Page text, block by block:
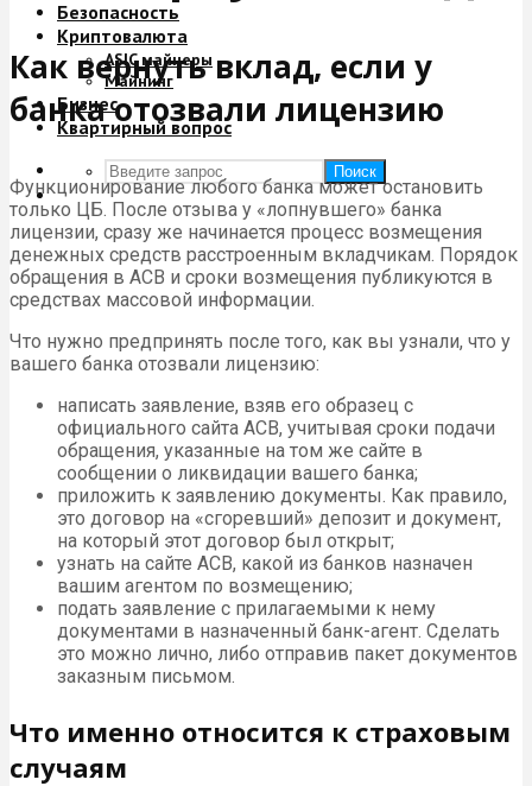
Безопасность
Криптовалюта
ASIC майнеры
Майнинг
Бизнес
Квартирный вопрос
Поиск
Как вернуть вклад, если у
банка отозвали лицензию
Функционирование любого банка может остановить
только ЦБ. После отзыва у «лопнувшего» банка
лицензии, сразу же начинается процесс возмещения
денежных средств расстроенным вкладчикам. Порядок
обращения в АСВ и сроки возмещения публикуются в
средствах массовой информации.
Что нужно предпринять после того, как вы узнали, что у
вашего банка отозвали лицензию:
написать заявление, взяв его образец с
официального сайта АСВ, учитывая сроки подачи
обращения, указанные на том же сайте в
сообщении о ликвидации вашего банка;
приложить к заявлению документы. Как правило,
это договор на «сгоревший» депозит и документ,
на который этот договор был открыт;
узнать на сайте АСВ, какой из банков назначен
вашим агентом по возмещению;
подать заявление с прилагаемыми к нему
документами в назначенный банк-агент. Сделать
это можно лично, либо отправив пакет документов
заказным письмом.
Что именно относится к страховым
случаям